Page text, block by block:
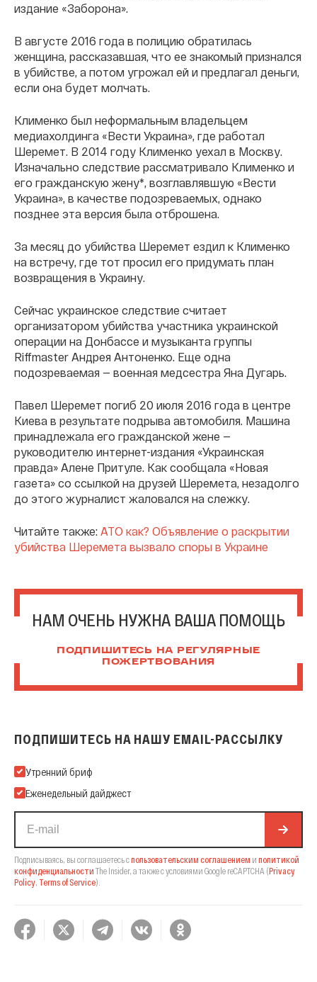
издание «Заборона».
В августе 2016 года в полицию обратилась
женщина, рассказавшая, что ее знакомый признался
в убийстве, а потом угрожал ей и предлагал деньги,
если она будет молчать.
Клименко был неформальным владельцем
медиахолдинга «Вести Украина», где работал
Шеремет. В 2014 году Клименко уехал в Москву.
Изначально следствие рассматривало Клименко и
его гражданскую жену*, возглавлявшую «Вести
Украина», в качестве подозреваемых, однако
позднее эта версия была отброшена.
За месяц до убийства Шеремет ездил к Клименко
на встречу, где тот просил его придумать план
возвращения в Украину.
Сейчас украинское следствие считает
организатором убийства участника украинской
операции на Донбассе и музыканта группы
Riffmaster Андрея Антоненко. Еще одна
подозреваемая — военная медсестра Яна Дугарь.
Павел Шеремет погиб 20 июля 2016 года в центре
Киева в результате подрыва автомобиля. Машина
принадлежала его гражданской жене —
руководителю интернет-издания «Украинская
правда» Алене Притуле. Как сообщала «Новая
газета» со ссылкой на друзей Шеремета, незадолго
до этого журналист жаловался на слежку.
Читайте также: АТО как? Объявление о раскрытии
убийства Шеремета вызвало споры в Украине
НАМ ОЧЕНЬ НУЖНА ВАША ПОМОЩЬ
ПОДПИШИТЕСЬ НА РЕГУЛЯРНЫЕ
ПОЖЕРТВОВАНИЯ
ПОДПИШИТЕСЬ НА НАШУ EMAIL-РАССЫЛКУ
Подпишитесь на нашу Email-рассылку
Утренний бриф
Еженедельный дайджест
Подписываясь, вы соглашаетесь спользовательским соглашением и политикой
конфиденциальности The Insider, а также с условиями Google reCAPTCHA (Privacy
Policy, Terms of Service).